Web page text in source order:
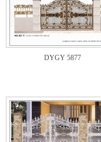
DYGY 5877